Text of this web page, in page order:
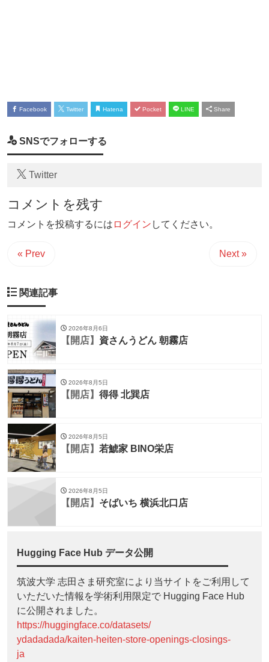
Facebook Twitter Hatena Pocket LINE Share
SNSでフォローする
Twitter
コメントを残す
コメントを投稿するには ログイン してください。
« Prev Next »
関連記事
2026年8月6日
【開店】 資さんうどん 朝霧店
2026年8月5日
【開店】 得得 北巽店
2026年8月5日
【開店】 若鯱家 BINO栄店
2026年8月5日
【開店】 そばいち 横浜北口店
Hugging Face Hub データ公開
筑波大学 志田さま研究室により当サイトをご利用して
いただいた情報を学術利用限定で Hugging Face Hub
に公開されました。
https://huggingface.co/datasets/
ydadadada/kaiten-heiten-store-openings-closings-
ja